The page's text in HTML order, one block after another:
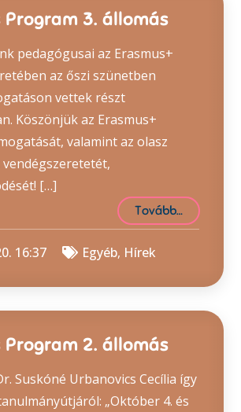
Program 3. állomás
pedagógusai az Erasmus+
az őszi szünetben
vettek részt
Köszönjük az Erasmus+
valamint az olasz
[…]
Tovább…
16:37 Egyéb, Hírek
Program 2. állomás
Suskóné Urbanovics Cecília így
„Október 4. és